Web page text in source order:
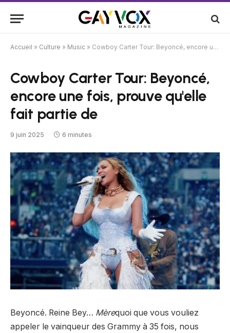
Accueil » Culture » Music » Cowboy Carter Tour: Beyoncé, encore une fois, prouve qu'elle fait partie de
Cowboy Carter Tour: Beyoncé,
encore une fois, prouve qu'elle
fait partie de
9 juin 2025 6 minutes
Beyoncé. Reine Bey… Mèrequoi que vous vouliez
appeler le vainqueur des Grammy à 35 fois, nous